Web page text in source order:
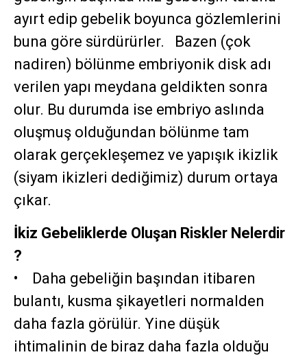
ayırt edip gebelik boyunca gözlemlerini
buna göre sürdürürler. Bazen (çok
nadiren) bölünme embriyonik disk adı
verilen yapı meydana geldikten sonra
olur. Bu durumda ise embriyo aslında
oluşmuş olduğundan bölünme tam
olarak gerçekleşemez ve yapışık ikizlik
(siyam ikizleri dediğimiz) durum ortaya
çıkar.
İkiz Gebeliklerde Oluşan Riskler Nelerdir
?
• Daha gebeliğin başından itibaren
bulantı, kusma şikayetleri normalden
daha fazla görülür. Yine düşük
ihtimalinin de biraz daha fazla olduğu